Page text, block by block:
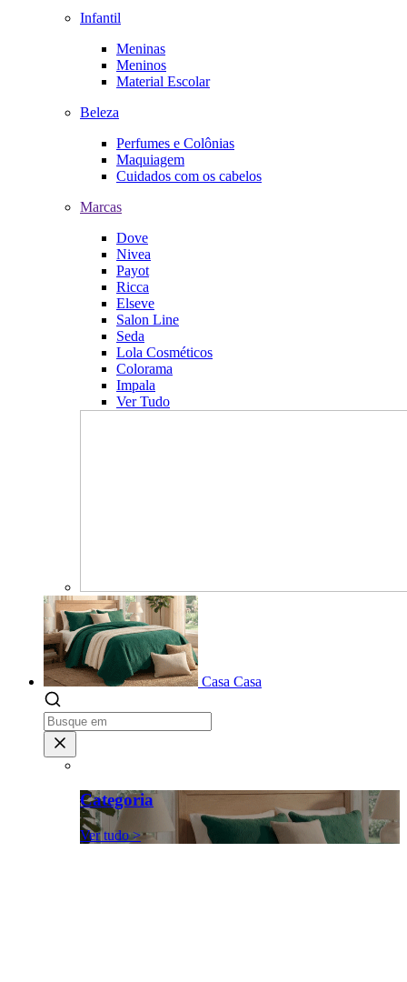
Infantil
Meninas
Meninos
Material Escolar
Beleza
Perfumes e Colônias
Maquiagem
Cuidados com os cabelos
Marcas
Dove
Nivea
Payot
Ricca
Elseve
Salon Line
Seda
Lola Cosméticos
Colorama
Impala
Ver Tudo
Casa Casa
Categoria
Ver tudo >